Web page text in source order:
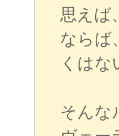
思えば
ならば
くはな
そんな